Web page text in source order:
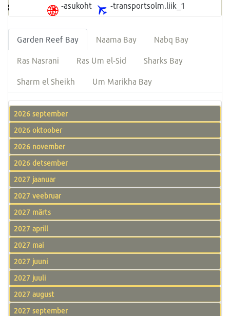
-asukoht -transportsolm.liik_1
Garden Reef Bay Naama Bay Nabq Bay
Ras Nasrani Ras Um el-Sid Sharks Bay
Sharm el Sheikh Um Marikha Bay
2026 september
2026 oktoober
2026 november
2026 detsember
2027 jaanuar
2027 veebruar
2027 märts
2027 aprill
2027 mai
2027 juuni
2027 juuli
2027 august
2027 september